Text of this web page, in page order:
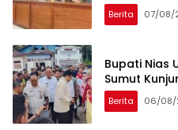
Toboh
Berita 07/08/
Bupati Nias
Sumut
Berita 06/08/